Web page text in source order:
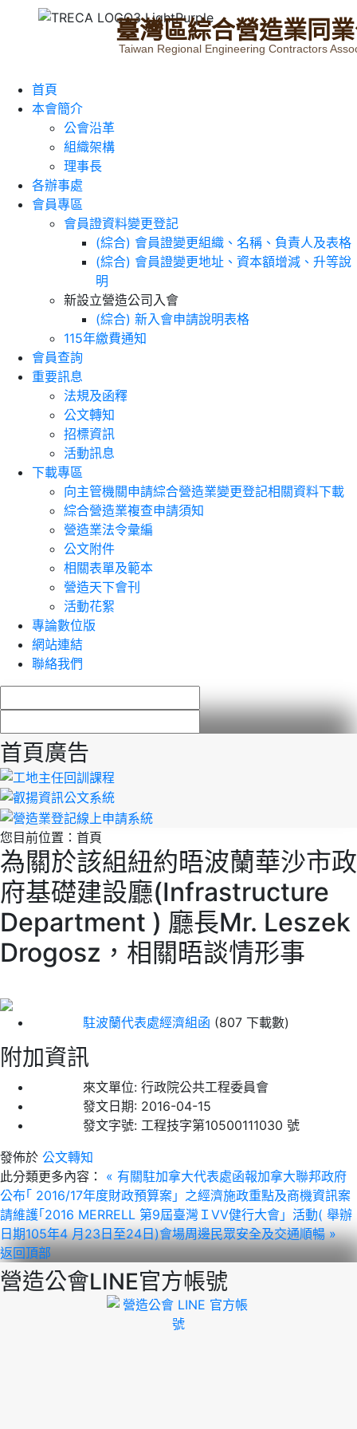
臺灣區綜合營造業同業
Taiwan Regional Engineering Contractors
首頁
本會簡介
公會沿革
組織架構
理事長
各辦事處
會員專區
會員證資料變更登記
(綜合) 會員證變更組織、名稱、負責人及表格
(綜合) 會員證變更地址、資本額增減、升等說
明
新設立營造公司入會
(綜合) 新入會申請說明表格
115年繳費通知
會員查詢
重要訊息
法規及函釋
公文轉知
招標資訊
活動訊息
下載專區
向主管機關申請綜合營造業變更登記相關資料下載
綜合營造業複查申請須知
營造業法令彙編
公文附件
相關表單及範本
營造天下會刊
活動花絮
專論數位版
網站連結
聯絡我們
首頁廣告
您目前位置： 首頁
為關於該組紐約晤波蘭華沙市政
府基礎建設廳(Infrastructure
Department ) 廳長Mr. Leszek
Drogosz，相關晤談情形事
駐波蘭代表處經濟組函 (807 下載數)
附加資訊
來文單位: 行政院公共工程委員會
發文日期: 2016-04-15
發文字號: 工程技字第10500111030 號
發佈於 公文轉知
此分類更多內容：
« 有關駐加拿大代表處函報加拿大聯邦政府
公布｢ 2016/17年度財政預算案」之經濟施政重點及商機資訊案
請維護｢2016 MERRELL 第9屆臺灣ＩVV健行大會」活動( 舉辦
日期105年4 月23日至24日)會場周邊民眾安全及交通順暢 »
返回頂部
營造公會LINE官方帳號